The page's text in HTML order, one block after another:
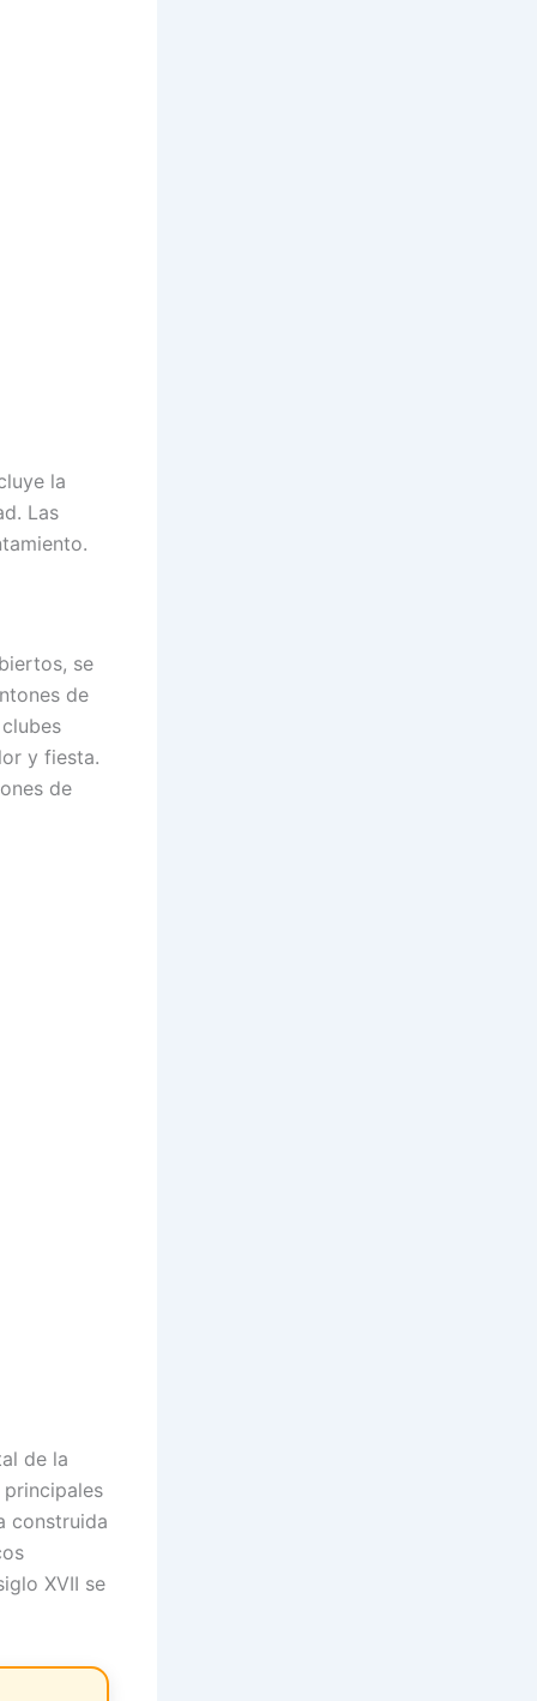
la
Las
se
de
y fiesta.
de
de la
construida
XVII se